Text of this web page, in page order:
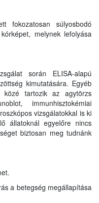
fokozatosan súlyosbodó
melynek lefolyása
során ELISA-alapú
kimutatására. Egyéb
közé tartozik az agytörzs
immunhisztokémiai
vizsgálatokkal is ki
állatoknál egyelőre nincs
biztosan meg tudnánk
a betegség megállapítása